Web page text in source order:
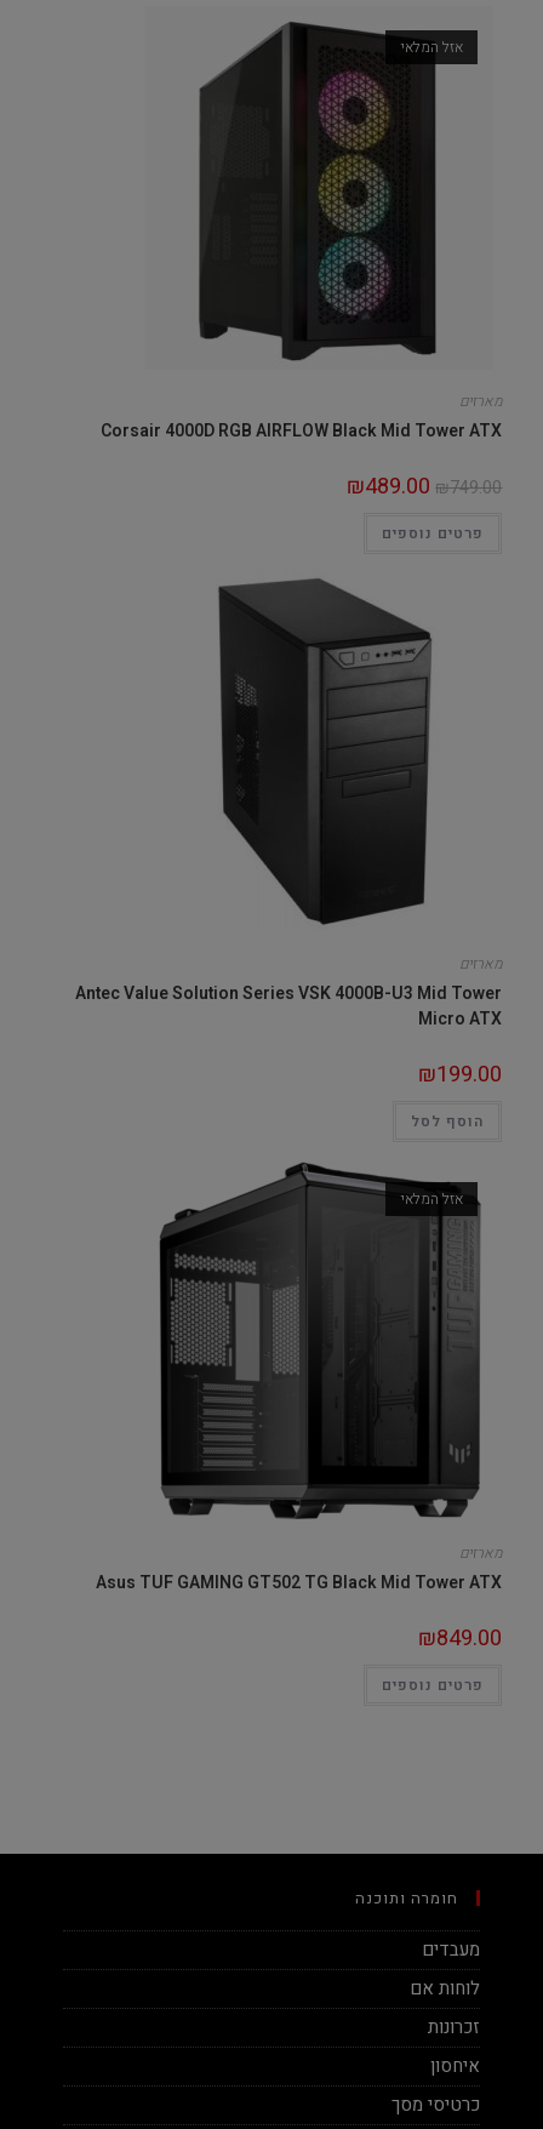
אזל המלאי
מארזים
Corsair 4000D RGB AIRFLOW Black Mid Tower ATX
₪749.00
₪489.00
פרטים נוספים
מארזים
Antec Value Solution Series VSK 4000B-U3 Mid Tower
Micro ATX
₪199.00
הוסף לסל
אזל המלאי
מארזים
Asus TUF GAMING GT502 TG Black Mid Tower ATX
₪849.00
פרטים נוספים
חומרה ותוכנה
מעבדים
לוחות אם
זכרונות
איחסון
כרטיסי מסך